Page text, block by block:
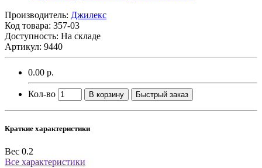
Производитель: Джилекс
Код товара: 357-03
Доступность: На складе
Артикул: 9440
0.00 р.
Кол-во В корзину Быстрый заказ
Краткие характеристики
Вес 0.2
Все характеристики